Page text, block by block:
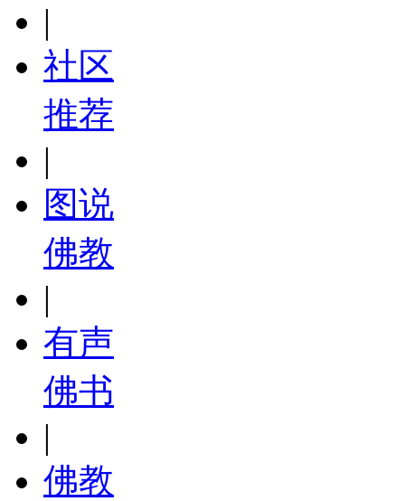
|
社区
推荐
|
图说
佛教
|
有声
佛书
|
佛教